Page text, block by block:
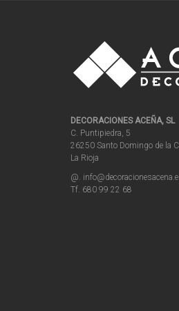
DECORACIONES ACEÑA, SL
C. Puntipiedra, 5
26250 Santo Domingo de la
La Rioja
@.
Tf. 680 99 22 68